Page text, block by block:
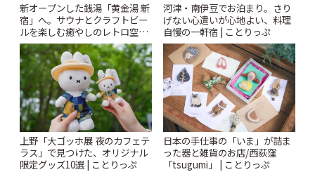
新オープンした銭湯「黄金湯 新
宿」へ。サウナとクラフトビー
ルを楽しむ癒やしのレトロ空間
| ことりっぷ
河津・南伊豆でお泊まり。さり
げない心遣いが心地よい、料理
自慢の一軒宿 | ことりっぷ
上野「大ゴッホ展 夜のカフェテ
ラス」で見つけた、オリジナル
限定グッズ10選 | ことりっぷ
日本の手仕事の「いま」が詰ま
った器と雑貨のお店/西荻窪
「tsugumi」 | ことりっぷ